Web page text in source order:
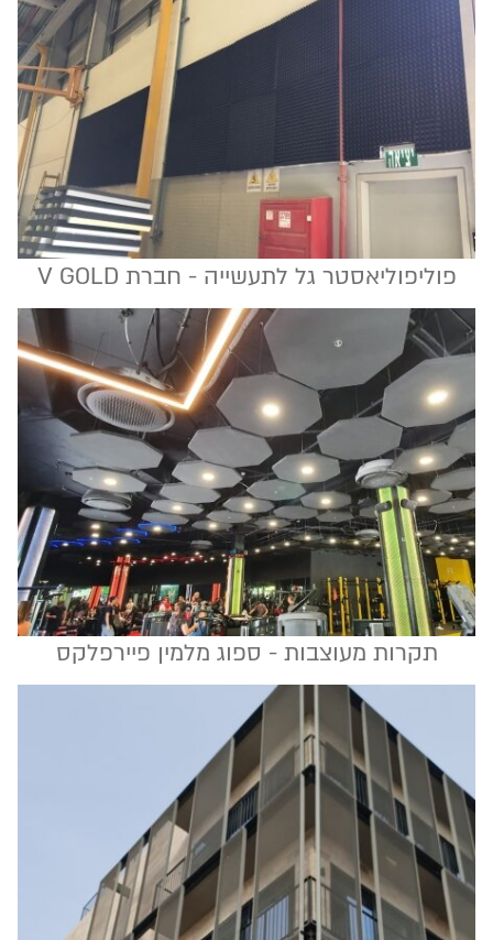
פוליפוליאסטר גל לתעשייה - חברת V GOLD
תקרות מעוצבות - ספוג מלמין פיירפלקס